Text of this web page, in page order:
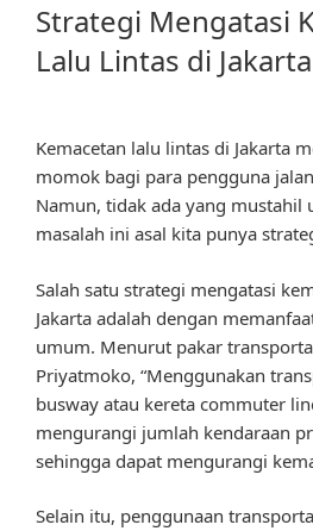
Strategi Mengatasi
Lalu Lintas di Jakarta
Kemacetan lalu lintas di Jakarta
momok bagi para pengguna
Namun, tidak ada yang mustahil
masalah ini asal kita punya
Salah satu strategi mengatasi
Jakarta adalah dengan
umum. Menurut pakar
Priyatmoko, “Menggunakan
busway atau kereta commuter
mengurangi jumlah kendaraan
sehingga dapat mengurangi
Selain itu, penggunaan